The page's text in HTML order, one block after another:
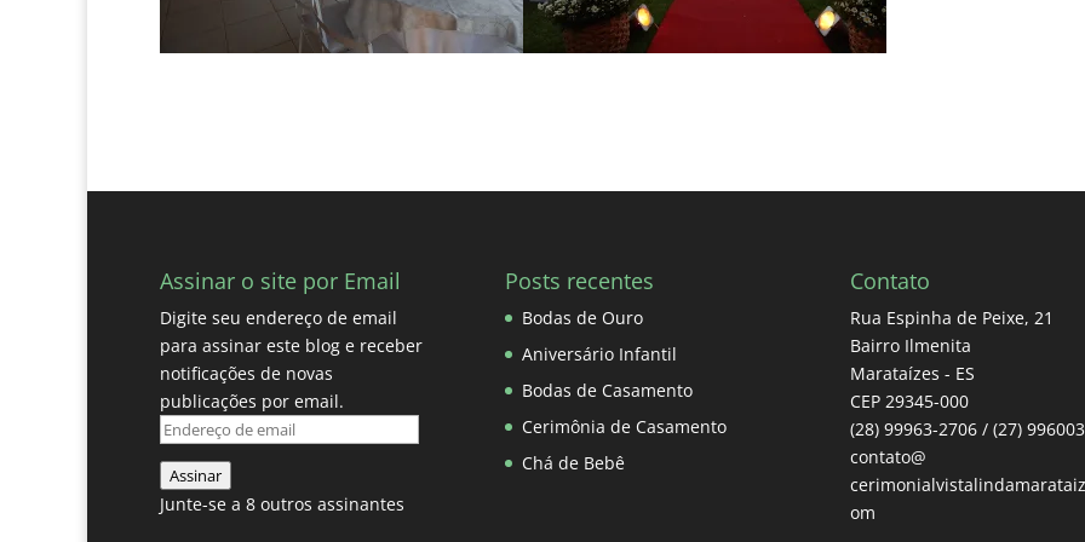
Assinar o site por Email
Digite seu endereço de email
para assinar este blog e receber
notificações de novas
publicações por email.
Endereço
de
email
Assinar
Junte-se a 8 outros assinantes
Posts recentes
Bodas de Ouro
Aniversário Infantil
Bodas de Casamento
Cerimônia de Casamento
Chá de Bebê
Contato
Rua Espinha de Peixe, 21
Bairro Ilmenita
Marataízes - ES
CEP 29345-000
(28) 99963-2706 / (27)
contato@
om